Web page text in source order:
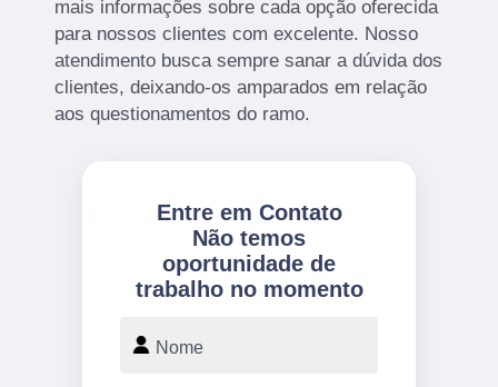
mais informações sobre cada opção oferecida
para nossos clientes com excelente. Nosso
atendimento busca sempre sanar a dúvida dos
clientes, deixando-os amparados em relação
aos questionamentos do ramo.
Entre em Contato
Não temos
oportunidade de
trabalho no momento